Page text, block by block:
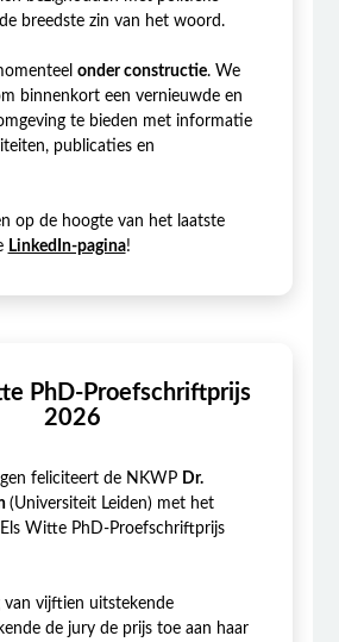
breedste zin van het woord.
onder constructie. We
binnenkort een vernieuwde en
te bieden met informatie
publicaties en
op de hoogte van het laatste
LinkedIn-pagina!
PhD-Proefschriftprijs
2026
feliciteert de NKWP Dr.
(Universiteit Leiden) met het
Witte PhD-Proefschriftprijs
van vijftien uitstekende
de jury de prijs toe aan haar